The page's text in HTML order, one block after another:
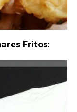
Fritos: